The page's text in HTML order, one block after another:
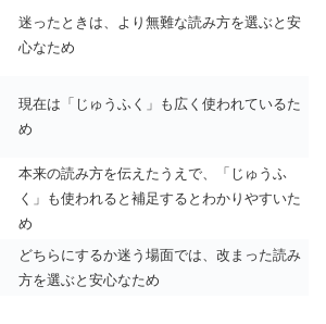
迷ったときは、より無難な読み方を選ぶと安
心なため
現在は「じゅうふく」も広く使われているた
め
本来の読み方を伝えたうえで、「じゅうふ
く」も使われると補足するとわかりやすいた
め
どちらにするか迷う場面では、改まった読み
方を選ぶと安心なため